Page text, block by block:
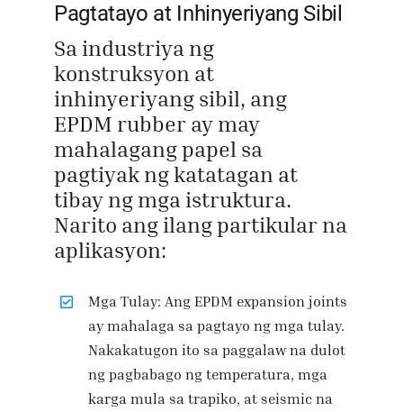
Pagtatayo at Inhinyeriyang Sibil
Sa industriya ng
konstruksyon at
inhinyeriyang sibil, ang
EPDM rubber ay may
mahalagang papel sa
pagtiyak ng katatagan at
tibay ng mga istruktura.
Narito ang ilang partikular na
aplikasyon:
Mga Tulay: Ang EPDM expansion joints
ay mahalaga sa pagtayo ng mga tulay.
Nakakatugon ito sa paggalaw na dulot
ng pagbabago ng temperatura, mga
karga mula sa trapiko, at seismic na